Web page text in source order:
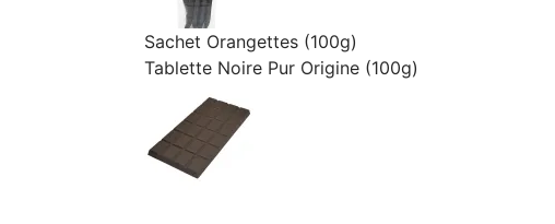
Sachet Orangettes (100g)
Tablette Noire Pur Origine (100g)